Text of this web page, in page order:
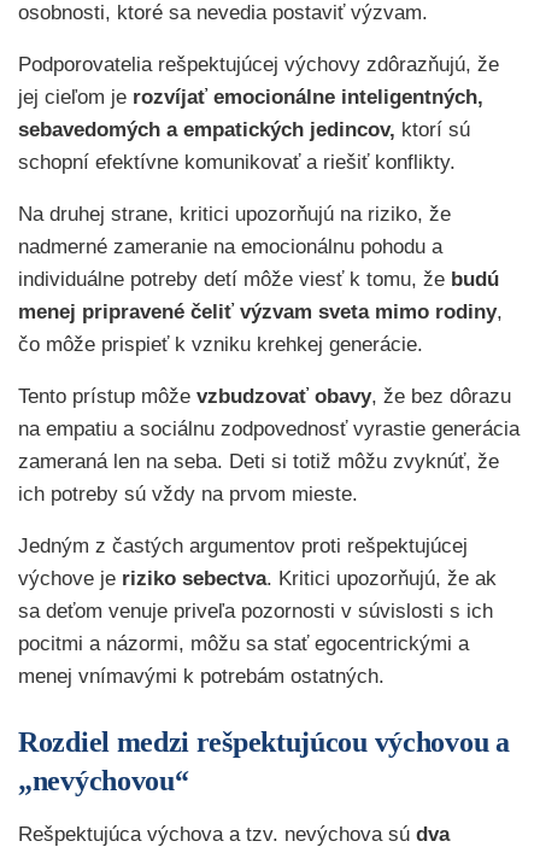
osobnosti, ktoré sa nevedia postaviť výzvam.
Podporovatelia rešpektujúcej výchovy zdôrazňujú, že
jej cieľom je rozvíjať emocionálne inteligentných,
sebavedomých a empatických jedincov, ktorí sú
schopní efektívne komunikovať a riešiť konflikty.
Na druhej strane, kritici upozorňujú na riziko, že
nadmerné zameranie na emocionálnu pohodu a
individuálne potreby detí môže viesť k tomu, že budú
menej pripravené čeliť výzvam sveta mimo rodiny,
čo môže prispieť k vzniku krehkej generácie.
Tento prístup môže vzbudzovať obavy, že bez dôrazu
na empatiu a sociálnu zodpovednosť vyrastie generácia
zameraná len na seba. Deti si totiž môžu zvyknúť, že
ich potreby sú vždy na prvom mieste.
Jedným z častých argumentov proti rešpektujúcej
výchove je riziko sebectva. Kritici upozorňujú, že ak
sa deťom venuje priveľa pozornosti v súvislosti s ich
pocitmi a názormi, môžu sa stať egocentrickými a
menej vnímavými k potrebám ostatných.
Rozdiel medzi rešpektujúcou výchovou a
„nevýchovou“
Rešpektujúca výchova a tzv. nevýchova sú dva